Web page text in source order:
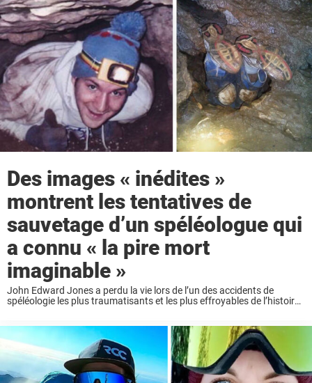
Des images « inédites »
montrent les tentatives de
sauvetage d’un spéléologue qui
a connu « la pire mort
imaginable »
John Edward Jones a perdu la vie lors de l’un des accidents de
spéléologie les plus traumatisants et les plus effroyables de l’histoire.